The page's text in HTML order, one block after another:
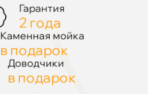
Гарантия
2 года
Каменная мойка
в подарок
Доводчики
в подарок